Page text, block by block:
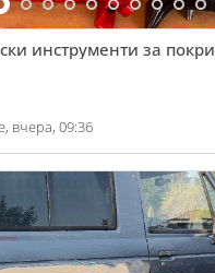
инструменти за
вчера, 09:36